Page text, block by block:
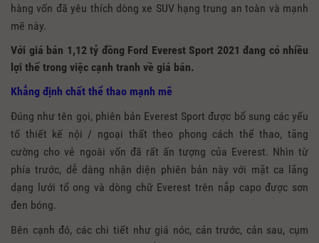
hàng vốn đã yêu thích dòng xe SUV hạng trung an toàn và mạnh
mẽ này.
Với giá bán 1,12 tỷ đồng Ford Everest Sport 2021 đang có nhiều
lợi thế trong việc cạnh tranh về giá bán.
Khẳng định chất thể thao mạnh mẽ
Đúng như tên gọi, phiên bản Everest Sport được bổ sung các yếu
tố thiết kế nội / ngoại thất theo phong cách thể thao, tăng
cường cho vẻ ngoài vốn đã rất ấn tượng của Everest. Nhìn từ
phía trước, dễ dàng nhận diện phiên bản này với mặt ca lăng
dạng lưới tổ ong và dòng chữ Everest trên nắp capo được sơn
đen bóng.
Bên cạnh đó, các chi tiết như giá nóc, cản trước, cản sau, cụm